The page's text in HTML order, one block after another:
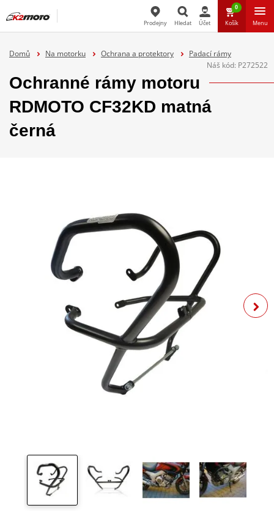
Hledat
Prodejny Hledat Účet
0
Košík Menu
Domů Na motorku Ochrana a protektory
Padací rámy
Náš kód: P272522
Ochranné rámy motoru
RDMOTO CF32KD matná
černá